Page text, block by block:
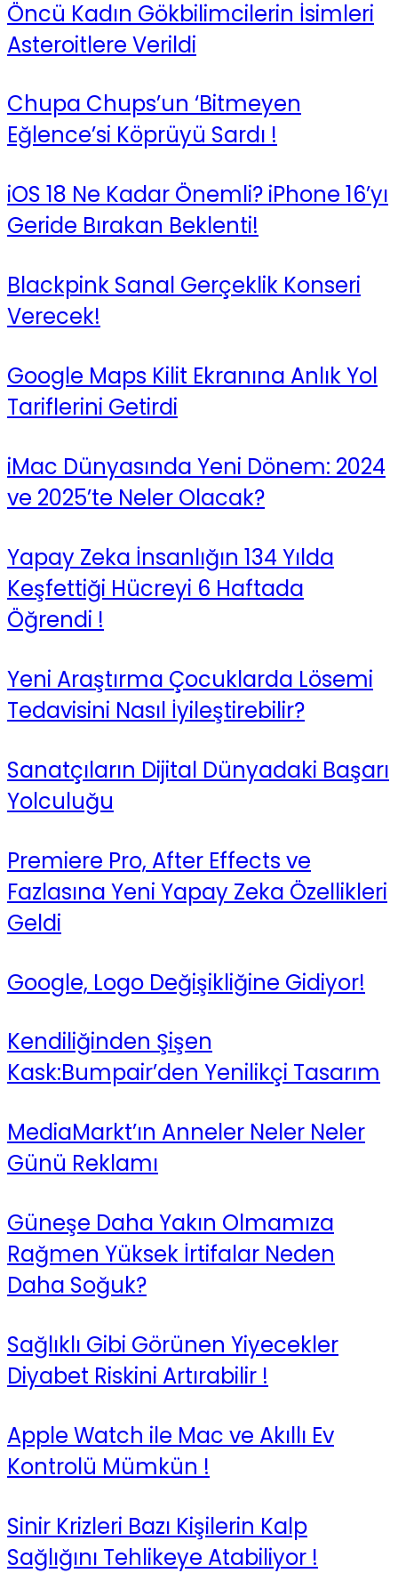
Öncü Kadın Gökbilimcilerin İsimleri
Asteroitlere Verildi
Chupa Chups’un ‘Bitmeyen
Eğlence’si Köprüyü Sardı !
iOS 18 Ne Kadar Önemli? iPhone 16’yı
Geride Bırakan Beklenti!
Blackpink Sanal Gerçeklik Konseri
Verecek!
Google Maps Kilit Ekranına Anlık Yol
Tariflerini Getirdi
iMac Dünyasında Yeni Dönem: 2024
ve 2025’te Neler Olacak?
Yapay Zeka İnsanlığın 134 Yılda
Keşfettiği Hücreyi 6 Haftada
Öğrendi !
Yeni Araştırma Çocuklarda Lösemi
Tedavisini Nasıl İyileştirebilir?
Sanatçıların Dijital Dünyadaki Başarı
Yolculuğu
Premiere Pro, After Effects ve
Fazlasına Yeni Yapay Zeka Özellikleri
Geldi
Google, Logo Değişikliğine Gidiyor!
Kendiliğinden Şişen
Kask:Bumpair’den Yenilikçi Tasarım
MediaMarkt’ın Anneler Neler Neler
Günü Reklamı
Güneşe Daha Yakın Olmamıza
Rağmen Yüksek İrtifalar Neden
Daha Soğuk?
Sağlıklı Gibi Görünen Yiyecekler
Diyabet Riskini Artırabilir !
Apple Watch ile Mac ve Akıllı Ev
Kontrolü Mümkün !
Sinir Krizleri Bazı Kişilerin Kalp
Sağlığını Tehlikeye Atabiliyor !